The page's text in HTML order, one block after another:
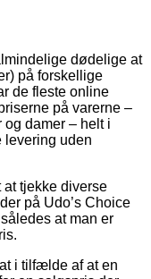
dødelige at
på forskellige
de fleste online
på varerne –
damer – helt i
levering uden
tjekke diverse
på Udo’s Choice
at man er
i tilfælde af at en